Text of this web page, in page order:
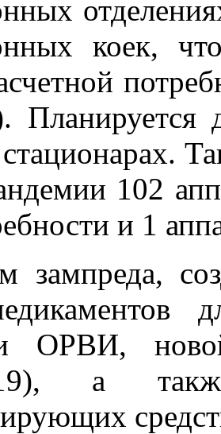
коек,
Планируется
102
и 1
зампреда,
ОРВИ,
19), а